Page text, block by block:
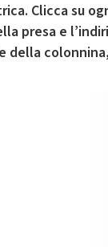
Clicca su
presa e
della colonnina,
di mobilità